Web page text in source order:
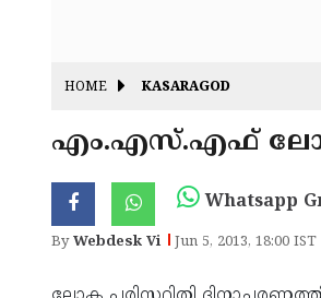
HOME KASARAGOD
എം.എസ്.എഫ് ലോക
Whatsapp
ByWebdesk Vi Jun 5, 2013, 18:00 IST